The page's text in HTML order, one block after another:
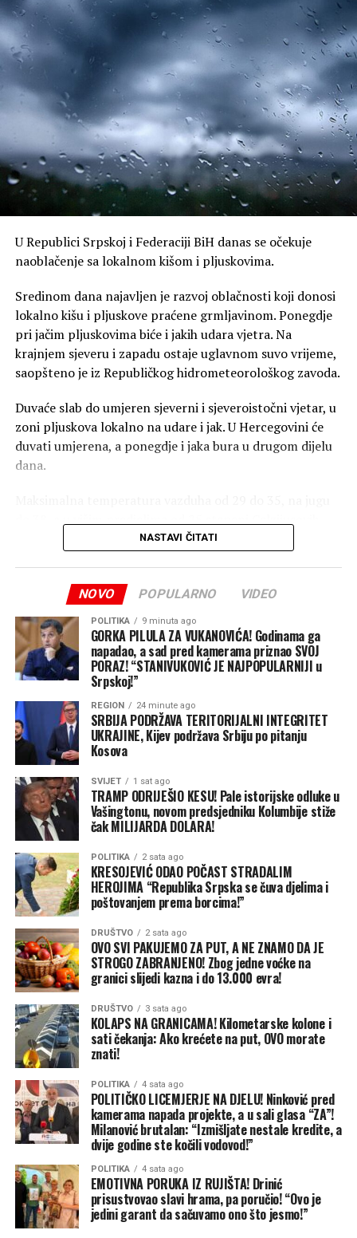
U Republici Srpskoj i Federaciji BiH danas se očekuje
naoblačenje sa lokalnom kišom i pljuskovima.
Sredinom dana najavljen je razvoj oblačnosti koji donosi
lokalno kišu i pljuskove praćene grmljavinom. Ponegdje
pri jačim pljuskovima biće i jakih udara vjetra. Na
krajnjem sjeveru i zapadu ostaje uglavnom suvo vrijeme,
saopšteno je iz Republičkog hidrometeorološkog zavoda.
Duvaće slab do umjeren sjeverni i sjeveroistočni vjetar, u
zoni pljuskova lokalno na udare i jak. U Hercegovini će
duvati umjerena, a ponegdje i jaka bura u drugom dijelu
dana.
Prema podacima Federalnog hidrometeorološkog
zavoda, jutros je u većini dijelova Srpske i FBiH sunčano
vrijeme, a na krajnjem sjeveroistoku zabilježeni su
(Srna)
NASTAVI ČITATI
NOVO POPULARNO VIDEO
POLITIKA 9 minuta ago
GORKA PILULA ZA VUKANOVIĆA! Godinama ga
napadao, a sad pred kamerama priznao SVOJ
PORAZ! “STANIVUKOVIĆ JE NAJPOPULARNIJI u
Srpskoj!”
REGION 24 minute ago
SRBIJA PODRŽAVA TERITORIJALNI INTEGRITET
UKRAJINE, Kijev podržava Srbiju po pitanju
Kosova
SVIJET 1 sat ago
TRAMP ODRIJEŠIO KESU! Pale istorijske odluke u
Vašingtonu, novom predsjedniku Kolumbije stiže
čak MILIJARDA DOLARA!
POLITIKA 2 sata ago
KRESOJEVIĆ ODAO POČAST STRADALIM
HEROJIMA “Republika Srpska se čuva djelima i
poštovanjem prema borcima!”
DRUŠTVO 2 sata ago
OVO SVI PAKUJEMO ZA PUT, A NE ZNAMO DA JE
STROGO ZABRANJENO! Zbog jedne voćke na
granici slijedi kazna i do 13.000 evra!
DRUŠTVO 3 sata ago
KOLAPS NA GRANICAMA! Kilometarske kolone i
sati čekanja: Ako krećete na put, OVO morate
znati!
POLITIKA 4 sata ago
POLITIČKO LICEMJERJE NA DJELU! Ninković pred
kamerama napada projekte, a u sali glasa “ZA”!
Milanović brutalan: “Izmišljate nestale kredite, a
dvije godine ste kočili vodovod!”
POLITIKA 4 sata ago
EMOTIVNA PORUKA IZ RUJIŠTA! Drinić
prisustvovao slavi hrama, pa poručio! “Ovo je
jedini garant da sačuvamo ono što jesmo!”